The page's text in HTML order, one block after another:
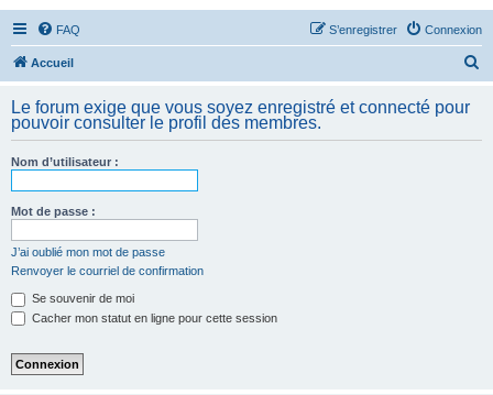
FAQ Connexion
S’enregistrer
Accueil
h
Le forum exige que vous soyez enregistré et connecté pour
pouvoir consulter le profil des membres.
Nom d’utilisateur :
Mot de passe :
J’ai oublié mon mot de passe
Renvoyer le courriel de confirmation
Se souvenir de moi
Cacher mon statut en ligne pour cette session